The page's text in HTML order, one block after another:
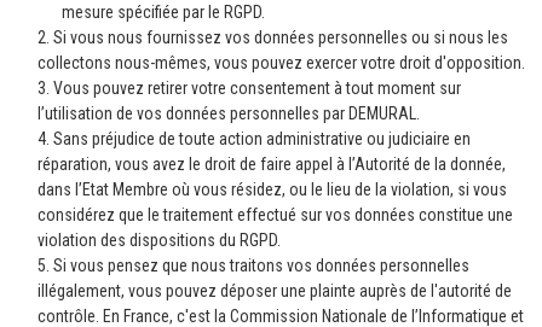
mesure spécifiée par le RGPD.
2. Si vous nous fournissez vos données personnelles ou si nous les
collectons nous-mêmes, vous pouvez exercer votre droit d'opposition.
3. Vous pouvez retirer votre consentement à tout moment sur
l’utilisation de vos données personnelles par DEMURAL.
4. Sans préjudice de toute action administrative ou judiciaire en
réparation, vous avez le droit de faire appel à l’Autorité de la donnée,
dans l’Etat Membre où vous résidez, ou le lieu de la violation, si vous
considérez que le traitement effectué sur vos données constitue une
violation des dispositions du RGPD.
5. Si vous pensez que nous traitons vos données personnelles
illégalement, vous pouvez déposer une plainte auprès de l'autorité de
contrôle. En France, c'est la Commission Nationale de l’Informatique et